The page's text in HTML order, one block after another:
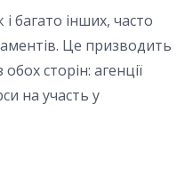
багато інших, часто
Це призводить
сторін: агенції
на участь у